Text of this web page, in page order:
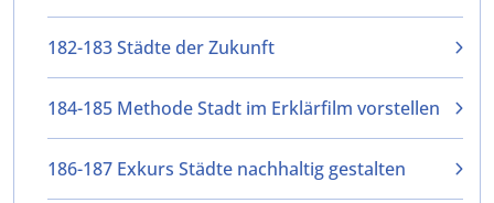
182-183 Städte der Zukunft
184-185 Methode Stadt im Erklärfilm vorstellen
186-187 Exkurs Städte nachhaltig gestalten